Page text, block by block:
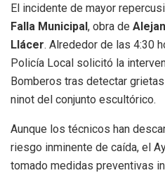
El incidente de mayor
Falla Municipal, obra de
Llácer. Alrededor de las 4:30
Policía Local solicitó la
Bomberos tras detectar
ninot del conjunto escultórico.
Aunque los técnicos han
riesgo inminente de caída, el
tomado medidas preventivas